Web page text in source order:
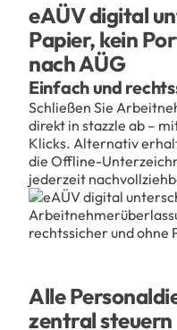
eAÜV digital
Papier, kein
nach AÜG
Einfach und
Schließen Sie
direkt in stazzle ab –
Klicks. Alternativ
die Offline-
jederzeit
Alle
zentral steuern